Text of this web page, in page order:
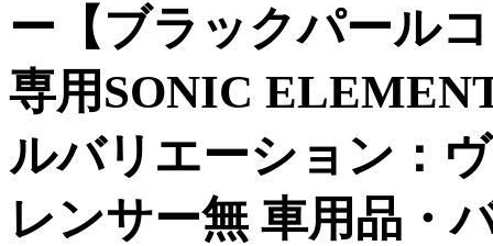
ー【ブラックパール
専用SONIC
ルバリエーション：
レンサー無 車用品・